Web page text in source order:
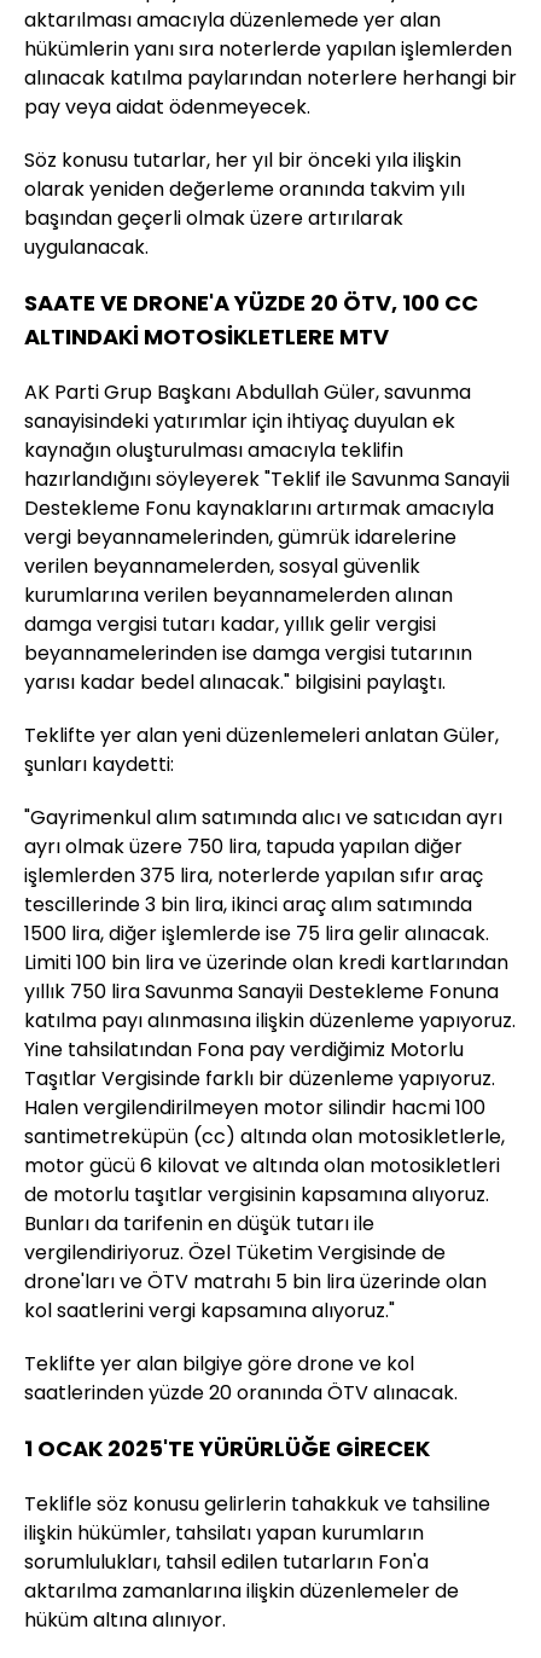
aktarılması amacıyla düzenlemede yer alan
hükümlerin yanı sıra noterlerde yapılan işlemlerden
alınacak katılma paylarından noterlere herhangi bir
pay veya aidat ödenmeyecek.
Söz konusu tutarlar, her yıl bir önceki yıla ilişkin
olarak yeniden değerleme oranında takvim yılı
başından geçerli olmak üzere artırılarak
uygulanacak.
SAATE VE DRONE'A YÜZDE 20 ÖTV, 100 CC
ALTINDAKİ MOTOSİKLETLERE MTV
AK Parti Grup Başkanı Abdullah Güler, savunma
sanayisindeki yatırımlar için ihtiyaç duyulan ek
kaynağın oluşturulması amacıyla teklifin
hazırlandığını söyleyerek "Teklif ile Savunma Sanayii
Destekleme Fonu kaynaklarını artırmak amacıyla
vergi beyannamelerinden, gümrük idarelerine
verilen beyannamelerden, sosyal güvenlik
kurumlarına verilen beyannamelerden alınan
damga vergisi tutarı kadar, yıllık gelir vergisi
beyannamelerinden ise damga vergisi tutarının
yarısı kadar bedel alınacak." bilgisini paylaştı.
Teklifte yer alan yeni düzenlemeleri anlatan Güler,
şunları kaydetti:
"Gayrimenkul alım satımında alıcı ve satıcıdan ayrı
ayrı olmak üzere 750 lira, tapuda yapılan diğer
işlemlerden 375 lira, noterlerde yapılan sıfır araç
tescillerinde 3 bin lira, ikinci araç alım satımında
1500 lira, diğer işlemlerde ise 75 lira gelir alınacak.
Limiti 100 bin lira ve üzerinde olan kredi kartlarından
yıllık 750 lira Savunma Sanayii Destekleme Fonuna
katılma payı alınmasına ilişkin düzenleme yapıyoruz.
Yine tahsilatından Fona pay verdiğimiz Motorlu
Taşıtlar Vergisinde farklı bir düzenleme yapıyoruz.
Halen vergilendirilmeyen motor silindir hacmi 100
santimetreküpün (cc) altında olan motosikletlerle,
motor gücü 6 kilovat ve altında olan motosikletleri
de motorlu taşıtlar vergisinin kapsamına alıyoruz.
Bunları da tarifenin en düşük tutarı ile
vergilendiriyoruz. Özel Tüketim Vergisinde de
drone'ları ve ÖTV matrahı 5 bin lira üzerinde olan
kol saatlerini vergi kapsamına alıyoruz."
Teklifte yer alan bilgiye göre drone ve kol
saatlerinden yüzde 20 oranında ÖTV alınacak.
1 OCAK 2025'TE YÜRÜRLÜĞE GİRECEK
Teklifle söz konusu gelirlerin tahakkuk ve tahsiline
ilişkin hükümler, tahsilatı yapan kurumların
sorumlulukları, tahsil edilen tutarların Fon'a
aktarılma zamanlarına ilişkin düzenlemeler de
hüküm altına alınıyor.